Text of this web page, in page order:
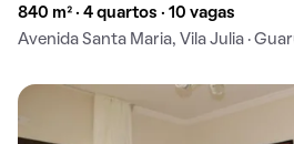
840 m² · 4 quartos · 10 vagas
Avenida Santa Maria, Vila Julia ·